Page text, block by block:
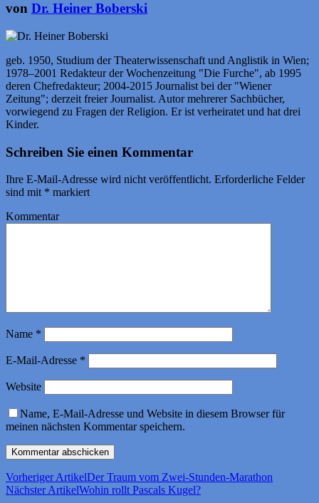
von Dr. Heiner Boberski
geb. 1950, Studium der Theaterwissenschaft und Anglistik in Wien;
1978–2001 Redakteur der Wochenzeitung "Die Furche", ab 1995
deren Chefredakteur; 2004-2015 Journalist bei der "Wiener
Zeitung"; derzeit freier Journalist. Autor mehrerer Sachbücher,
vorwiegend zu Fragen der Religion. Er ist verheiratet und hat drei
Kinder.
Schreiben Sie einen Kommentar
Ihre E-Mail-Adresse wird nicht veröffentlicht. Erforderliche Felder
sind mit * markiert
Kommentar
Name *
E-Mail-Adresse *
Website
Name, E-Mail-Adresse und Website in diesem Browser für
meinen nächsten Kommentar speichern.
Vorheriger ArtikelDer Traum vom Zwei-Stunden-Marathon
Nächster ArtikelWohin rollt Pascals Kugel?